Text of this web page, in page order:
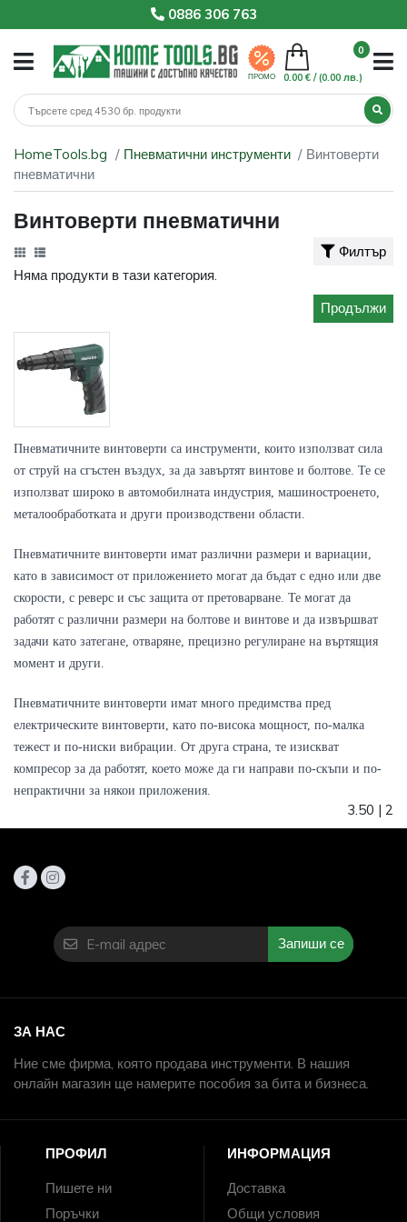
0886 306 763
ПРОМО
0
0.00 € /(0.00 лв.)
HomeTools.bg Пневматични инструменти
Винтоверти
пневматични
Винтоверти пневматични
Филтър
Няма продукти в тази категория.
Продължи
Пневматичните винтоверти са инструменти, които използват сила
от струй на сгъстен въздух, за да завъртят винтове и болтове. Те се
използват широко в автомобилната индустрия, машиностроенето,
металообработката и други производствени области.
Пневматичните винтоверти имат различни размери и вариации,
като в зависимост от приложението могат да бъдат с едно или две
скорости, с реверс и със защита от претоварване. Те могат да
работят с различни размери на болтове и винтове и да извършват
задачи като затегане, отваряне, прецизно регулиране на въртящия
момент и други.
Пневматичните винтоверти имат много предимства пред
електрическите винтоверти, като по-висока мощност, по-малка
тежест и по-ниски вибрации. От друга страна, те изискват
компресор за да работят, което може да ги направи по-скъпи и по-
непрактични за някои приложения.
3.50 | 2
Запиши се
ЗА НАС
Ние сме фирма, която продава инструменти. В нашия
онлайн магазин ще намерите пособия за бита и бизнеса.
ПРОФИЛ
Пишете ни
Поръчки
ИНФОРМАЦИЯ
Доставка
Общи условия